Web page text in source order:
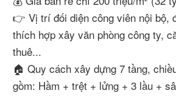
👉 Vị trí đối diện công viên nội bộ,
thích hợp xây văn phòng công ty,
thuê...
🏠 Quy cách xây dựng 7 tầng,
gồm: Hầm + trệt + lửng + 3 lầu +